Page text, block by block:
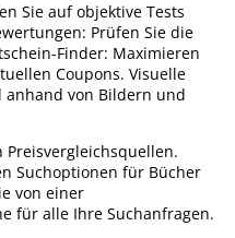
Sie auf objektive Tests
Prüfen Sie die
Finder: Maximieren
Coupons. Visuelle
anhand von Bildern und
Suchoptionen für Bücher
von einer
für alle Ihre Suchanfragen.